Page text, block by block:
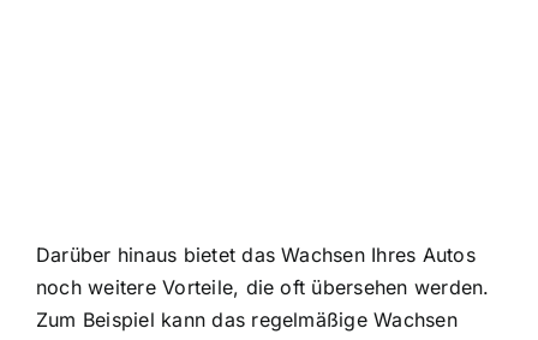
Darüber hinaus bietet das Wachsen Ihres Autos
noch weitere Vorteile, die oft übersehen werden.
Zum Beispiel kann das regelmäßige Wachsen